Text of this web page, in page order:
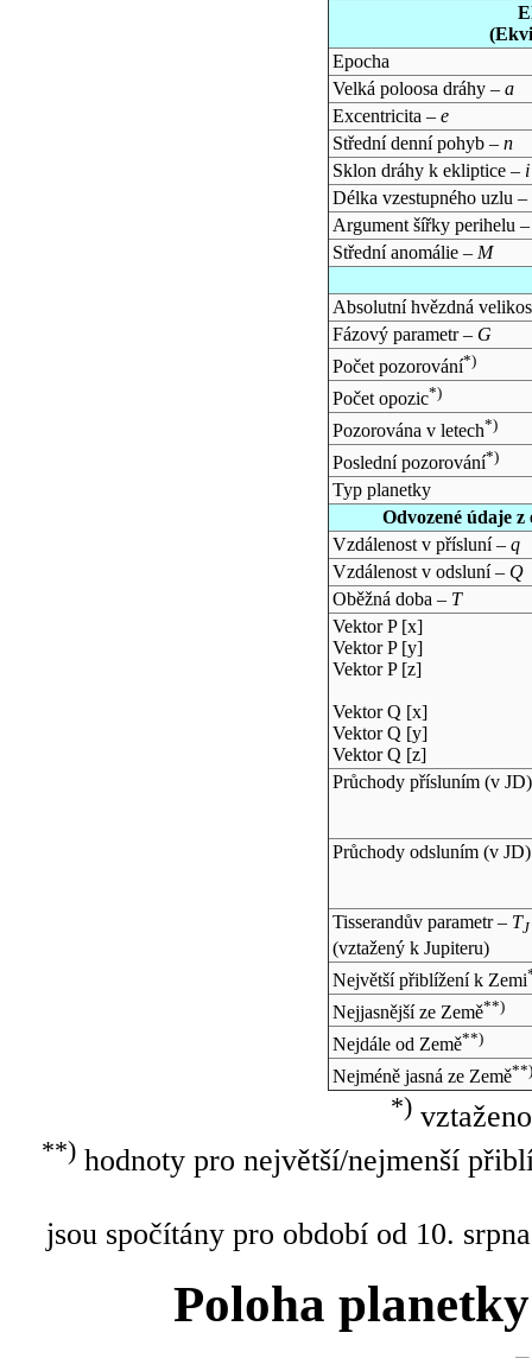
Epocha
Velká poloosa dráhy – a
Excentricita – e
Střední denní pohyb – n
Sklon dráhy k ekliptice – i
Délka vzestupného uzlu –
Argument šířky perihelu
Střední anomálie – M
Absolutní hvězdná
Fázový parametr – G
Počet pozorování*)
Počet opozic*)
Pozorována v letech*)
Poslední pozorování*)
Typ planetky
Odvozené údaje
Vzdálenost v přísluní – q
Vzdálenost v odsluní – Q
Oběžná doba – T
Vektor P [x]
Vektor P [y]
Vektor P [z]
Vektor Q [x]
Vektor Q [y]
Vektor Q [z]
Průchody přísluním (v JD)
Průchody odsluním (v JD)
Tisserandův parametr – TJ
(vztažený k Jupiteru)
Největší přiblížení k Zemi
Nejjasnější ze Země**)
Nejdále od Země**)
Nejméně jasná ze Země**)
*)
**)hodnoty pro největší/nejmenší
jsou spočítány pro období od 10.
Poloha